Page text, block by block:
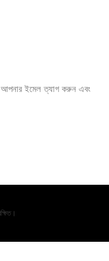
ইমেল ত্যাগ করুন এবং